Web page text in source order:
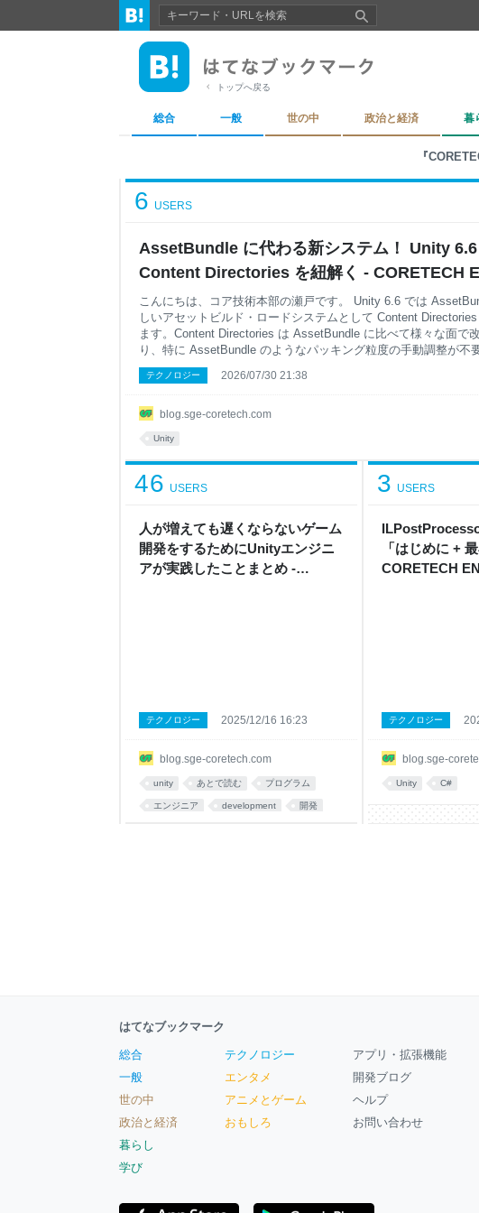
トップへ戻る
総合 一般 世の中 政治と経済 暮
『
AssetBundle に代わる新システム！ Unity
Content Directories を紐解く - CORETECH
BLOG
6 USERS
blog.sge-coretech.com
こんにちは、コア技術本部の瀬戸です。 Unity 6.6 では
しいアセットビルド・ロードシステムとして Content
ます。Content Directories は AssetBundle に比べて様々な面で
り、特に AssetBundle のようなパッキング粒度の手動調整が不
やロードのパフォーマンスが改善している点などは、既に
てきたユーザーにとって Content Directories への移行を検討す
となっていますが、ロードマップによると Unity 7 でリモートア
テクノロジー 2026/07/30 21:38
Unity
人が増えても遅くならないゲーム
開発をするためにUnityエンジニ
アが実践したことまとめ -
46 USERS
blog.sge-coretech.com
テクノロジー 2025/12/16 16:23
unity あとで読む プログラム
エンジニア development 開発
「はじめに +
CORETECH
3 USERS
blog.sge-
テクノロジー
Unity C#
はてなブックマーク
総合
一般
世の中
政治と経済
暮らし
学び
テクノロジー
エンタメ
アニメとゲーム
おもしろ
アプリ・拡張機能
開発ブログ
ヘルプ
お問い合わせ